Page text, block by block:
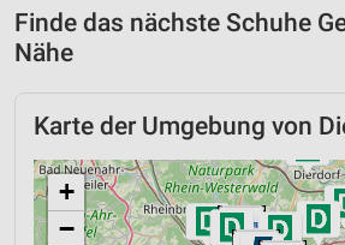
Finde das nächste Schuhe
Nähe
Karte der Umgebung von
+
−